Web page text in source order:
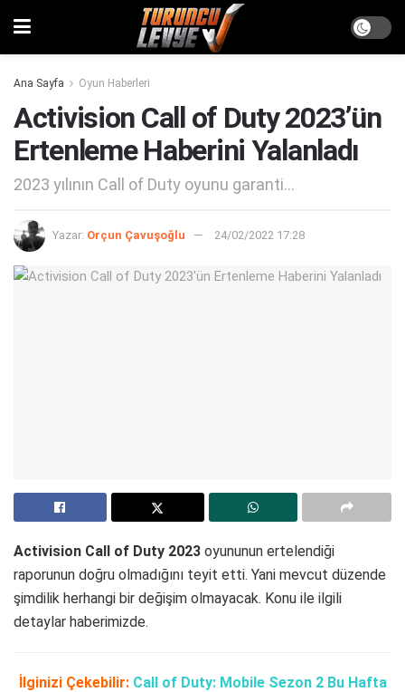
Ana Sayfa Oyun Haberleri
Activision Call of Duty 2023’ün
Ertenleme Haberini Yalanladı
2023 yılının Call of Duty oyunu garanti...
Yazar: Orçun Çavuşoğlu 24/02/2022 17:28
Activision Call of Duty 2023 oyununun ertelendiği
raporunun doğru olmadığını teyit etti. Yani mevcut düzende
şimdilik herhangi bir değişim olmayacak. Konu ile ilgili
detaylar haberimizde.
İlginizi Çekebilir: Call of Duty: Mobile Sezon 2 Bu Hafta